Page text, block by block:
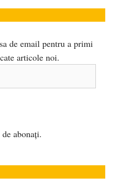
de email pentru a primi
articole noi.
abonați.